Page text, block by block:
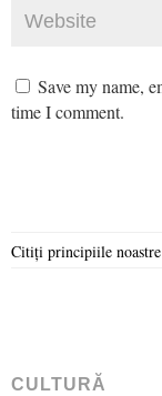
Save my name,
time I comment.
Citiți principiile noastre
CULTURĂ